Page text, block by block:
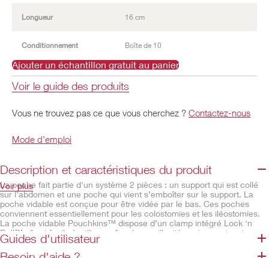
Longueur 16 cm
Conditionnement Boîte de 10
Ajouter un échantillon gratuit au panier
Voir le guide des produits
Vous ne trouvez pas ce que vous cherchez ? Contactez-nous
Mode d’emploi
Description et caractéristiques du produit
La poche fait partie d'un système 2 pièces : un support qui est collé
sur l’abdomen et une poche qui vient s’emboîter sur le support. La
poche vidable est conçue pour être vidée par le bas. Ces poches
conviennent essentiellement pour les colostomies et les iléostomies.
La poche vidable Pouchkins™ dispose d’un clamp intégré Lock 'n
Roll™ sûr et facile à utiliser grâce à ses villosités auto-aggripantes sur
le rabat de fermeture qui s'imbriquent les unes dans les autres.
Voir plus
Guides d'utilisateur